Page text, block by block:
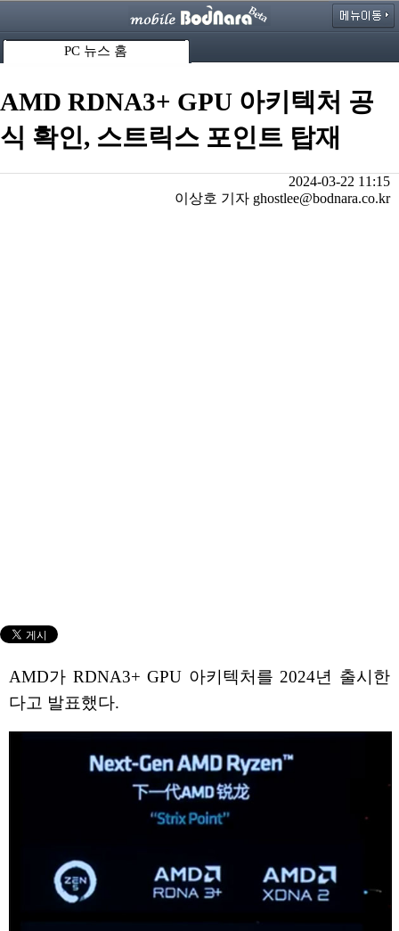
PC 뉴스 홈
AMD RDNA3+ GPU 아키텍처 공
식 확인, 스트릭스 포인트 탑재
2024-03-22 11:15
이상호 기자 ghostlee@bodnara.co.kr
AMD가 RDNA3+ GPU 아키텍처를 2024년 출시한
다고 발표했다.